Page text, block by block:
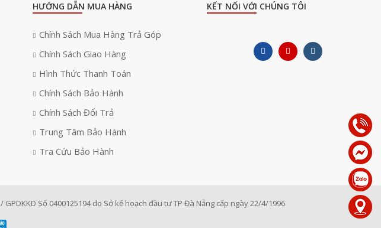
HƯỚNG DẪN MUA HÀNG
Chính Sách Mua Hàng Trả Góp
Chính Sách Giao Hàng
Hình Thức Thanh Toán
Chính Sách Bảo Hành
Chính Sách Đổi Trả
Trung Tâm Bảo Hành
Tra Cứu Bảo Hành
KẾT NỐI VỚI CHÚNG TÔI
/ GPDKKD Số 0400125194 do Sở kế hoạch đầu tư TP Đà Nẵng cấp ngày 22/4/1996